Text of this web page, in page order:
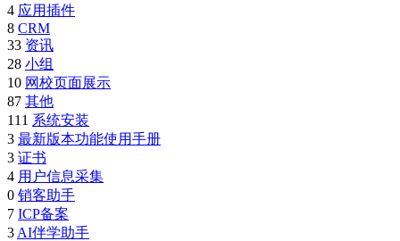
4 应用插件
8 CRM
33 资讯
28 小组
10 网校页面展示
87 其他
111 系统安装
3 最新版本功能使用手册
3 证书
4 用户信息采集
0 销客助手
7 ICP备案
3 AI伴学助手